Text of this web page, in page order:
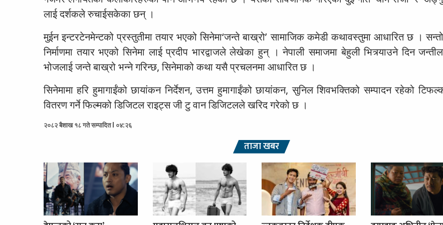
लाई दर्शकले रुचाईसकेका छन् ।
मुईन इन्टरटेनमेन्टको प्रस्तुतीमा तयार भएको सिनेमा‘जन्ते बाख्रो’ सामाजिक कमेडी कथावस्तुमा आधारित छ ।
निर्माणमा तयार भएको सिनेमा लाई प्रदीप भारद्वाजले लेखेका हुन् । नेपाली समाजमा बेहुली भित्र्याउने दिन
भोजलाई जन्ते बाख्रो भन्ने गरिन्छ, सिनेमाको कथा यसै प्रचलनमा आधारित छ ।
सिनेमामा हरि हुमागाईंको छायांकन निर्देशन, उत्तम हुमागाईंको छायांकन, सुनिल शिवभक्तिको सम्पादन रहेको
वितरण गर्ने फिल्मको डिजिटल राइट्स जी टु वान डिजिटलले खरिद गरेको छ ।
२०८२ बैशाख १८ गते सम्पादित l ०४:२६
ताजा खबर